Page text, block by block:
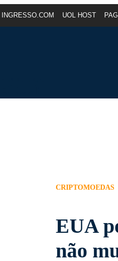
INGRESSO.COM UOL HOST
CRIPTOMOEDAS
EUA
não